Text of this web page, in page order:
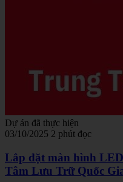
Dự án đã thực hiện
03/10/2025 2 phút đọc
Lắp đặt màn hình
Tâm Lưu Trữ Quốc